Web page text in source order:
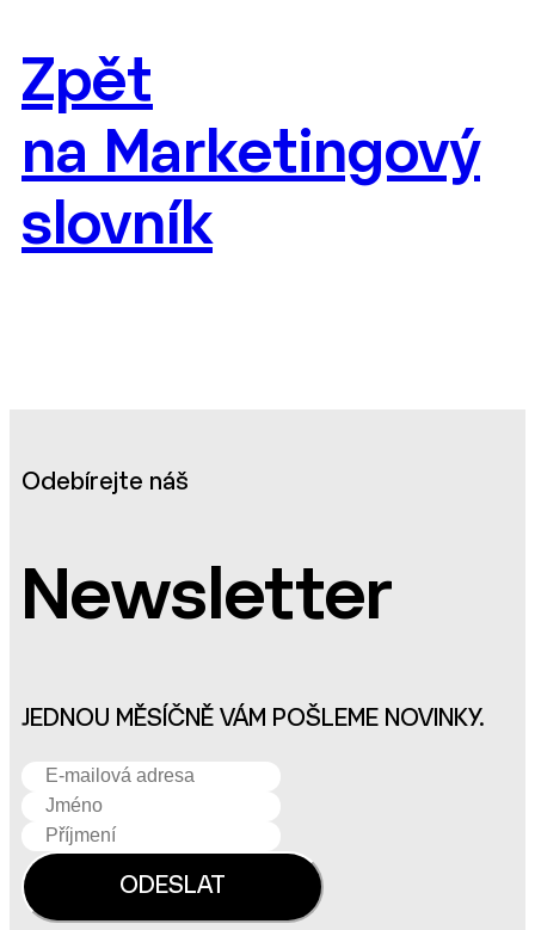
Zpět
na Marketingový
slovník
Odebírejte náš
Newsletter
JEDNOU MĚSÍČNĚ VÁM POŠLEME NOVINKY.